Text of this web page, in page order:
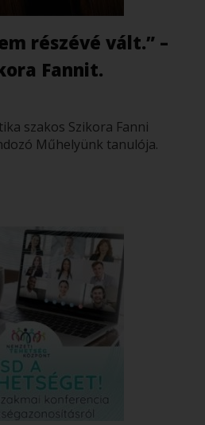
részévé vált.” –
Fannit.
szakos Szikora Fanni
Műhelyünk tanulója.